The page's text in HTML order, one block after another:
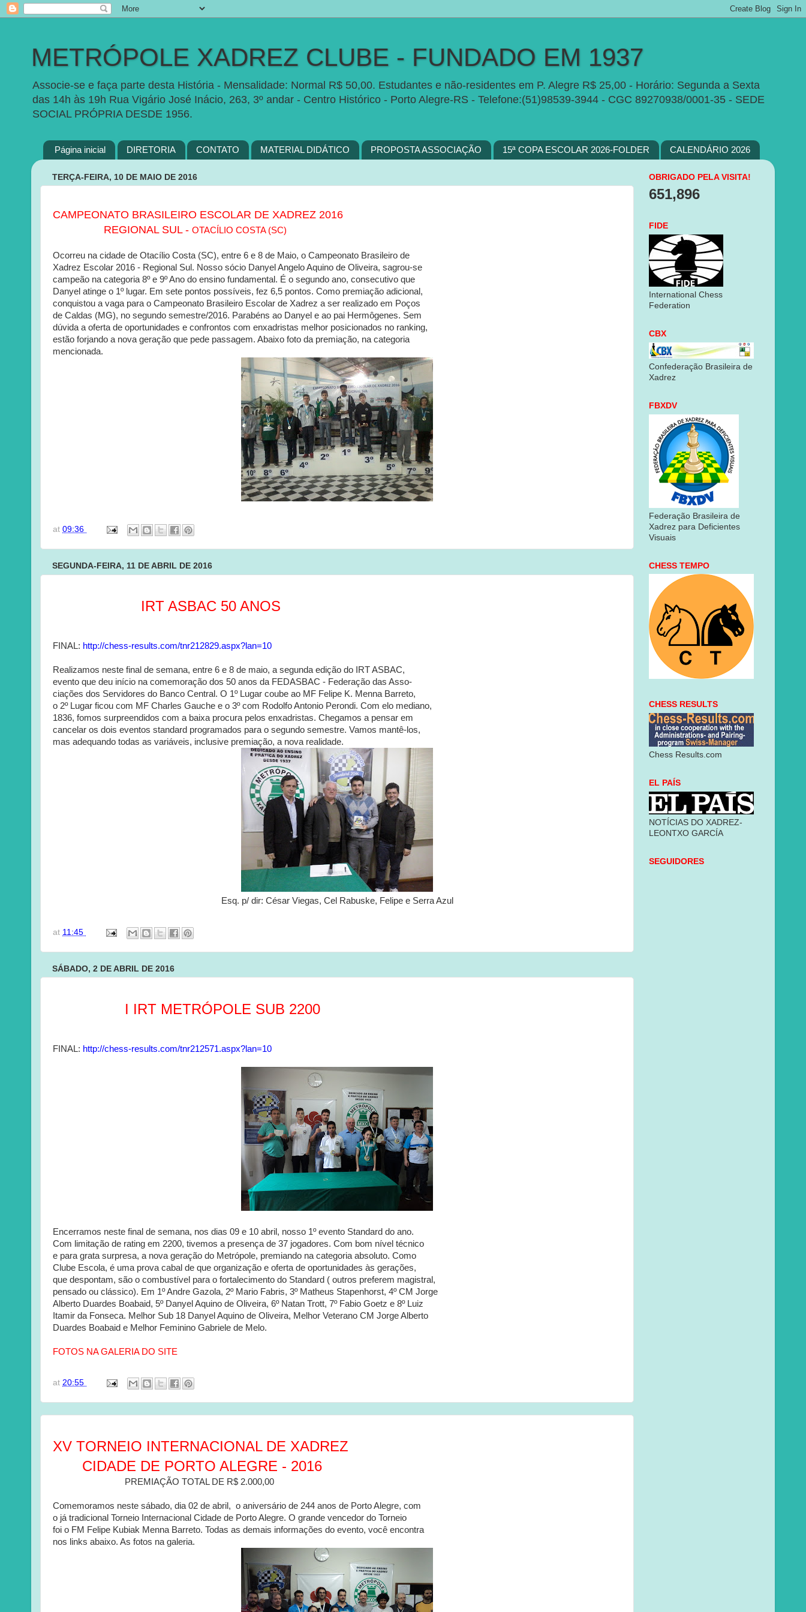
METRÓPOLE XADREZ CLUBE - FUNDADO EM 1937
Associe-se e faça parte desta História - Mensalidade: Normal R$ 50,00. Estudantes e não-residentes em P. Alegre R$ 25,00 - Horário: Segunda a Sexta
das 14h às 19h Rua Vigário José Inácio, 263, 3º andar - Centro Histórico - Porto Alegre-RS - Telefone:(51)98539-3944 - CGC 89270938/0001-35 - SEDE
SOCIAL PRÓPRIA DESDE 1956.
Página inicial DIRETORIA CONTATO MATERIAL DIDÁTICO PROPOSTA ASSOCIAÇÃO 15ª COPA ESCOLAR 2026-FOLDER CALENDÁRIO 2026
TERÇA-FEIRA, 10 DE MAIO DE 2016
CAMPEONATO BRASILEIRO ESCOLAR DE XADREZ 2016
REGIONAL SUL - OTACÍLIO COSTA (SC)
Ocorreu na cidade de Otacílio Costa (SC), entre 6 e 8 de Maio, o Campeonato Brasileiro de
Xadrez Escolar 2016 - Regional Sul. Nosso sócio Danyel Angelo Aquino de Oliveira, sagrou-se
campeão na categoria 8º e 9º Ano do ensino fundamental. É o segundo ano, consecutivo que
Danyel atinge o 1º lugar. Em sete pontos possíveis, fez 6,5 pontos. Como premiação adicional,
conquistou a vaga para o Campeonato Brasileiro Escolar de Xadrez a ser realizado em Poços
de Caldas (MG), no segundo semestre/2016. Parabéns ao Danyel e ao pai Hermôgenes. Sem
dúvida a oferta de oportunidades e confrontos com enxadristas melhor posicionados no ranking,
estão forjando a nova geração que pede passagem. Abaixo foto da premiação, na categoria
mencionada.
at 09:36
SEGUNDA-FEIRA, 11 DE ABRIL DE 2016
IRT ASBAC 50 ANOS
FINAL: http://chess-results.com/tnr212829.aspx?lan=10
Realizamos neste final de semana, entre 6 e 8 de maio, a segunda edição do IRT ASBAC,
evento que deu início na comemoração dos 50 anos da FEDASBAC - Federação das Asso-
ciações dos Servidores do Banco Central. O 1º Lugar coube ao MF Felipe K. Menna Barreto,
o 2º Lugar ficou com MF Charles Gauche e o 3º com Rodolfo Antonio Perondi. Com elo mediano,
1836, fomos surpreendidos com a baixa procura pelos enxadristas. Chegamos a pensar em
cancelar os dois eventos standard programados para o segundo semestre. Vamos mantê-los,
mas adequando todas as variáveis, inclusive premiação, a nova realidade.
Esq. p/ dir: César Viegas, Cel Rabuske, Felipe e Serra Azul
at 11:45
SÁBADO, 2 DE ABRIL DE 2016
I IRT METRÓPOLE SUB 2200
FINAL: http://chess-results.com/tnr212571.aspx?lan=10
Encerramos neste final de semana, nos dias 09 e 10 abril, nosso 1º evento Standard do ano.
Com limitação de rating em 2200, tivemos a presença de 37 jogadores. Com bom nível técnico
e para grata surpresa, a nova geração do Metrópole, premiando na categoria absoluto. Como
Clube Escola, é uma prova cabal de que organização e oferta de oportunidades às gerações,
que despontam, são o combustível para o fortalecimento do Standard ( outros preferem magistral,
pensado ou clássico). Em 1º Andre Gazola, 2º Mario Fabris, 3º Matheus Stapenhorst, 4º CM Jorge
Alberto Duardes Boabaid, 5º Danyel Aquino de Oliveira, 6º Natan Trott, 7º Fabio Goetz e 8º Luiz
Itamir da Fonseca. Melhor Sub 18 Danyel Aquino de Oliveira, Melhor Veterano CM Jorge Alberto
Duardes Boabaid e Melhor Feminino Gabriele de Melo.
FOTOS NA GALERIA DO SITE
at 20:55
XV TORNEIO INTERNACIONAL DE XADREZ
CIDADE DE PORTO ALEGRE - 2016
PREMIAÇÃO TOTAL DE R$ 2.000,00
Comemoramos neste sábado, dia 02 de abril, o aniversário de 244 anos de Porto Alegre, com
o já tradicional Torneio Internacional Cidade de Porto Alegre. O grande vencedor do Torneio
foi o FM Felipe Kubiak Menna Barreto. Todas as demais informações do evento, você encontra
nos links abaixo. As fotos na galeria.
OBRIGADO PELA VISITA!
651,896
FIDE
International Chess
Federation
CBX
Confederação Brasileira de
Xadrez
FBXDV
Federação Brasileira de
Xadrez para Deficientes
Visuais
CHESS TEMPO
CHESS RESULTS
Chess Results.com
EL PAÍS
NOTÍCIAS DO XADREZ-
LEONTXO GARCÍA
SEGUIDORES